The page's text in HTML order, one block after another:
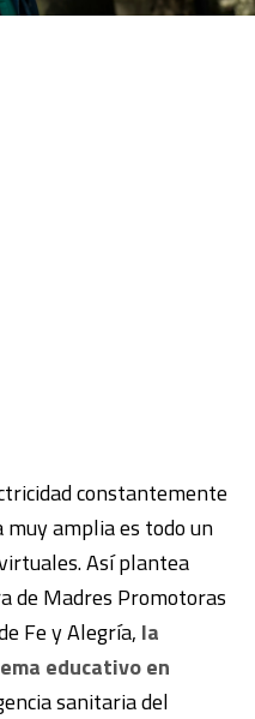
constantemente
muy amplia es todo un
Así plantea
de Madres Promotoras
Fe y Alegría, la
educativo en
sanitaria del